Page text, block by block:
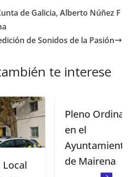
de Galicia, Alberto Núñez F
de Sonidos de la Pasión
te interese
Pleno Ordinario
Ayuntamiento
de Mairena